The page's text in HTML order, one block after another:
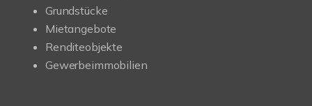
Grundstücke
Mietangebote
Renditeobjekte
Gewerbeimmobilien